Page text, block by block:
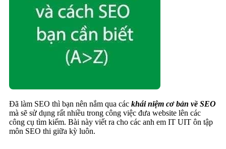
Đã làm SEO thì bạn nên nắm qua các khái niệm cơ bản về SEO
mà sẽ sử dụng rất nhiều trong công việc đưa website lên các
công cụ tìm kiếm. Bài này viết ra cho các anh em IT UIT ôn tập
môn SEO thi giữa kỳ luôn.